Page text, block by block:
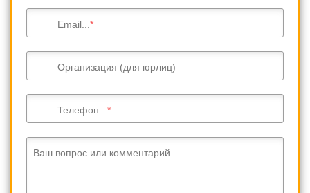
Email...
Организация (для юрлиц)
Телефон...
Ваш вопрос или комментарий